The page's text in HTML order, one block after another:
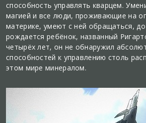
способность управлять кварцем.
магией и все люди, проживающие на
материке, умеют с ней обращаться,
рождается ребёнок, названный
четырёх лет, он не обнаружил
способностей к управлению столь
этом мире минералом.